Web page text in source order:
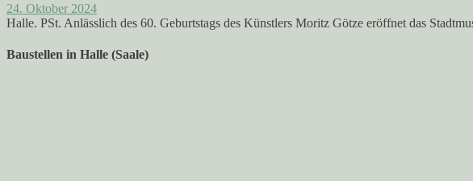
24. Oktober 2024
Halle. PSt. Anlässlich des 60. Geburtstags des Künstlers Moritz Götze eröffnet das
Baustellen in Halle (Saale)